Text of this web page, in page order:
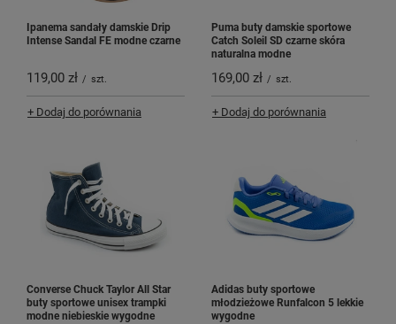
Ipanema sandały damskie Drip
Intense Sandal FE modne czarne
119,00 zł / szt.
+ Dodaj do porównania
Puma buty damskie sportowe
Catch Soleil SD czarne skóra
naturalna modne
169,00 zł / szt.
+ Dodaj do porównania
Converse Chuck Taylor All Star
buty sportowe unisex trampki
modne niebieskie wygodne
Adidas buty sportowe
młodzieżowe Runfalcon 5 lekkie
wygodne